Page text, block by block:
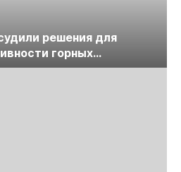
решения для
горных